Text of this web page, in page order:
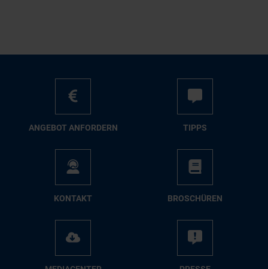
AN­GE­BOT AN­FOR­DERN TIPPS
KON­TAKT BRO­SCHÜ­REN